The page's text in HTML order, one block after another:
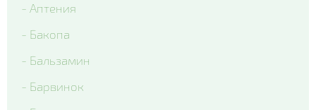
- Matrix Lavender Shades
- Matrix Ocean
- Matrix Rose Wing
- Matrix True Blue
- Аптения
- Бакопа
- Бальзамин
- Барвинок